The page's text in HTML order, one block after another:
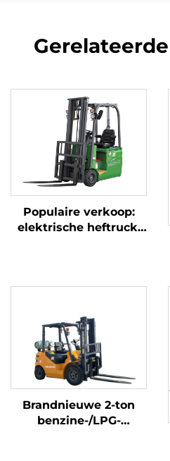
Populaire verkoop:
elektrische heftruck,
Brandnieuwe 2-ton
benzine-/LPG-